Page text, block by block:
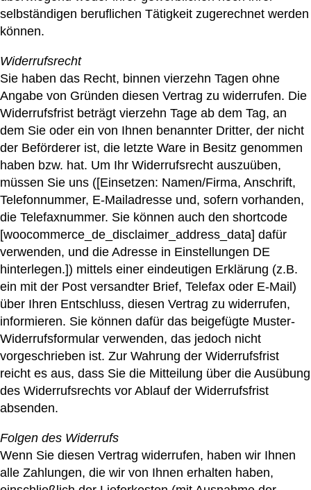
selbständigen beruflichen Tätigkeit zugerechnet werden
können.
Widerrufsrecht
Sie haben das Recht, binnen vierzehn Tagen ohne
Angabe von Gründen diesen Vertrag zu widerrufen. Die
Widerrufsfrist beträgt vierzehn Tage ab dem Tag, an
dem Sie oder ein von Ihnen benannter Dritter, der nicht
der Beförderer ist, die letzte Ware in Besitz genommen
haben bzw. hat. Um Ihr Widerrufsrecht auszuüben,
müssen Sie uns ([Einsetzen: Namen/Firma, Anschrift,
Telefonnummer, E-Mailadresse und, sofern vorhanden,
die Telefaxnummer. Sie können auch den shortcode
[woocommerce_de_disclaimer_address_data] dafür
verwenden, und die Adresse in Einstellungen DE
hinterlegen.]) mittels einer eindeutigen Erklärung (z.B.
ein mit der Post versandter Brief, Telefax oder E-Mail)
über Ihren Entschluss, diesen Vertrag zu widerrufen,
informieren. Sie können dafür das beigefügte Muster-
Widerrufsformular verwenden, das jedoch nicht
vorgeschrieben ist. Zur Wahrung der Widerrufsfrist
reicht es aus, dass Sie die Mitteilung über die Ausübung
des Widerrufsrechts vor Ablauf der Widerrufsfrist
absenden.
Folgen des Widerrufs
Wenn Sie diesen Vertrag widerrufen, haben wir Ihnen
alle Zahlungen, die wir von Ihnen erhalten haben,